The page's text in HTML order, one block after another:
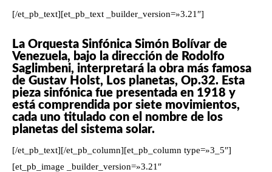
[/et_pb_text][et_pb_text _builder_version=»3.21″]
La Orquesta Sinfónica Simón Bolívar de
Venezuela, bajo la dirección de Rodolfo
Saglimbeni, interpretará la obra más famosa
de Gustav Holst, Los planetas, Op.32. Esta
pieza sinfónica fue presentada en 1918 y
está comprendida por siete movimientos,
cada uno titulado con el nombre de los
planetas del sistema solar.
[/et_pb_text][/et_pb_column][et_pb_column type=»3_5″]
[et_pb_image _builder_version=»3.21″